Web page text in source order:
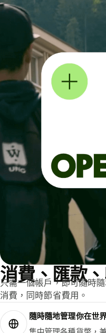
消費、匯款
只需一個帳戶，即可隨時
消費，同時節省費用。
隨時隨地管理你在世